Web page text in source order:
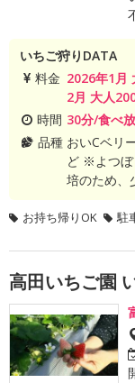
いちご狩りDATA
料金 2026年1月
2月 大人
時間 30分/食べ
品種 おいCベリ
ど ※よつぼ
培のため、
お持ち帰りOK 駐
高田いちご園